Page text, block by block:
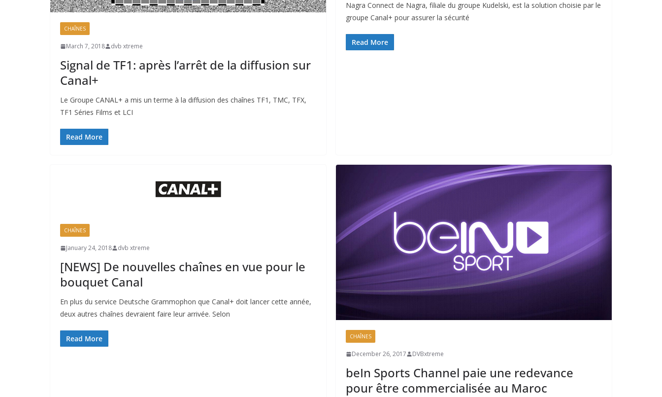
CHAÎNES
March 7, 2018 dvb xtreme
Signal de TF1: après l’arrêt de la diffusion sur
Canal+
Le Groupe CANAL+ a mis un terme à la diffusion des chaînes TF1, TMC, TFX,
TF1 Séries Films et LCI
Read More
Nagra Connect de Nagra, filiale du groupe Kudelski, est la solution choisie par le
groupe Canal+ pour assurer la sécurité
Read More
CHAÎNES
January 24, 2018 dvb xtreme
[NEWS] De nouvelles chaînes en vue pour le
bouquet Canal
En plus du service Deutsche Grammophon que Canal+ doit lancer cette année,
deux autres chaînes devraient faire leur arrivée. Selon
Read More CHAÎNES
December 26, 2017 DVBxtreme
beIn Sports Channel paie une redevance
pour être commercialisée au Maroc